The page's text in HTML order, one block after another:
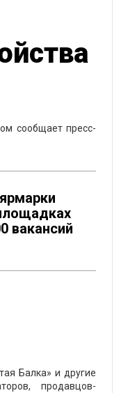
сообщает пресс-
вакансий
Балка» и другие
продавцов-